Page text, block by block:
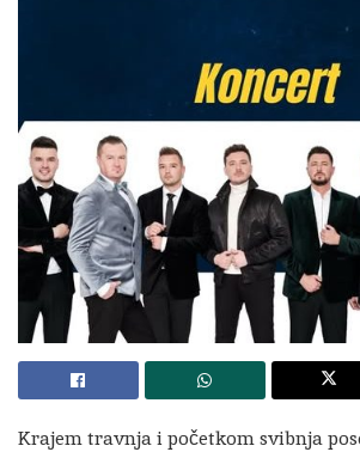
Krajem travnja i početkom svibnja